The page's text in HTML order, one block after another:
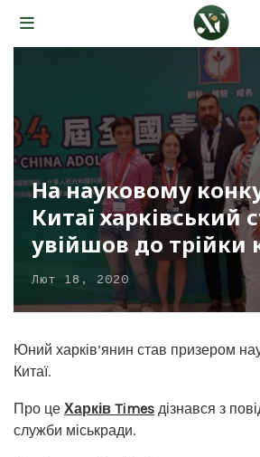
На науковому
Китаї харківський
увійшов до трійки
Лют 18, 2020
Юний харків’янин став призером
Китаї.
Про це Харків Times дізнався з
служби міськради.